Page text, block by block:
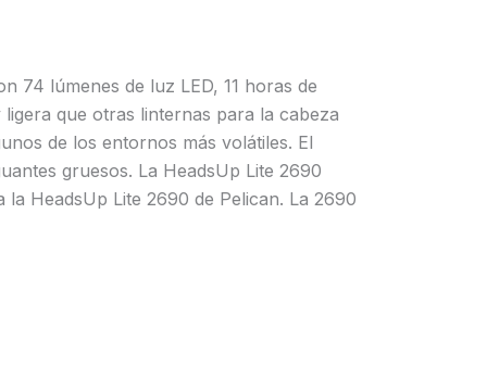
74 lúmenes de luz LED, 11 horas de
que otras linternas para la cabeza
de los entornos más volátiles. El
gruesos. La HeadsUp Lite 2690
HeadsUp Lite 2690 de Pelican. La 2690